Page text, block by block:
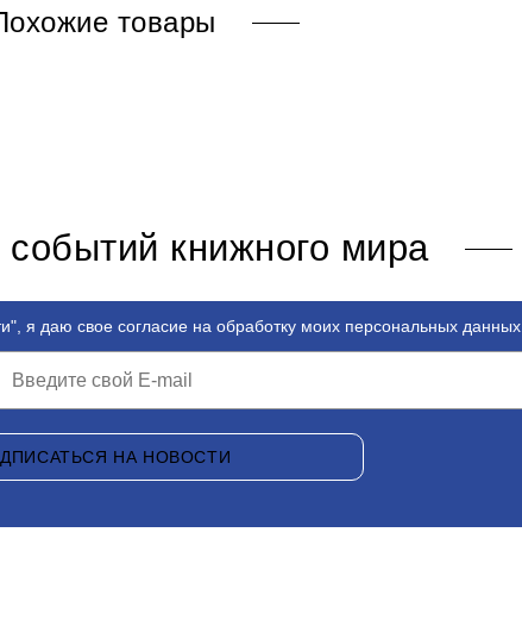
товары
событий книжного мира
я даю свое согласие на обработку моих персональных данных.
НА НОВОСТИ